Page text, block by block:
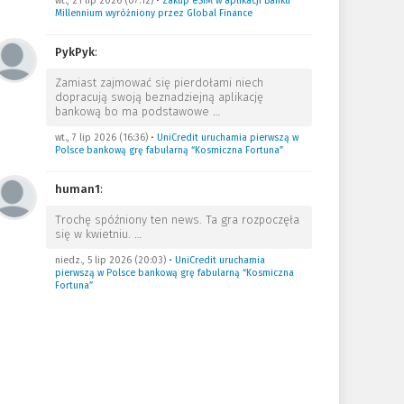
Millennium wyróżniony przez Global Finance
PykPyk:
Zamiast zajmować się pierdołami niech
dopracują swoją beznadziejną aplikację
bankową bo ma podstawowe …
wt., 7 lip 2026 (16:36)• UniCredit uruchamia pierwszą w
Polsce bankową grę fabularną “Kosmiczna Fortuna”
human1:
Trochę spóźniony ten news. Ta gra rozpoczęła
się w kwietniu. …
niedz., 5 lip 2026 (20:03)• UniCredit uruchamia
pierwszą w Polsce bankową grę fabularną “Kosmiczna
Fortuna”